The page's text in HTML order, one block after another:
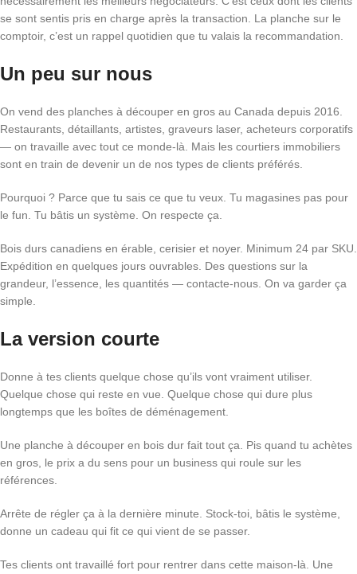
se sont sentis pris en charge après la transaction. La planche sur le
comptoir, c’est un rappel quotidien que tu valais la recommandation.
Un peu sur nous
On vend des planches à découper en gros au Canada depuis 2016.
Restaurants, détaillants, artistes, graveurs laser, acheteurs corporatifs
— on travaille avec tout ce monde-là. Mais les courtiers immobiliers
sont en train de devenir un de nos types de clients préférés.
Pourquoi ? Parce que tu sais ce que tu veux. Tu magasines pas pour
le fun. Tu bâtis un système. On respecte ça.
Bois durs canadiens en érable, cerisier et noyer. Minimum 24 par SKU.
Expédition en quelques jours ouvrables. Des questions sur la
grandeur, l’essence, les quantités — contacte-nous. On va garder ça
simple.
La version courte
Donne à tes clients quelque chose qu’ils vont vraiment utiliser.
Quelque chose qui reste en vue. Quelque chose qui dure plus
longtemps que les boîtes de déménagement.
Une planche à découper en bois dur fait tout ça. Pis quand tu achètes
en gros, le prix a du sens pour un business qui roule sur les
références.
Arrête de régler ça à la dernière minute. Stock-toi, bâtis le système,
donne un cadeau qui fit ce qui vient de se passer.
Tes clients ont travaillé fort pour rentrer dans cette maison-là. Une